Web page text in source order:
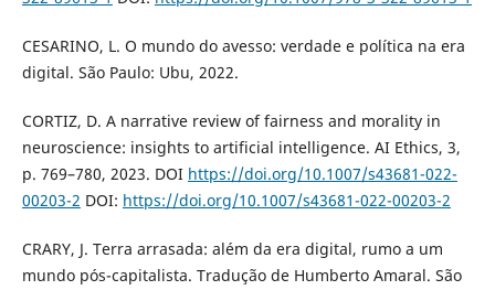
CESARINO, L. O mundo do avesso: verdade e política na era
digital. São Paulo: Ubu, 2022.
CORTIZ, D. A narrative review of fairness and morality in
neuroscience: insights to artificial intelligence. AI Ethics, 3,
p. 769–780, 2023. DOI https://doi.org/10.1007/s43681-022-
00203-2 DOI: https://doi.org/10.1007/s43681-022-00203-2
CRARY, J. Terra arrasada: além da era digital, rumo a um
mundo pós-capitalista. Tradução de Humberto Amaral. São